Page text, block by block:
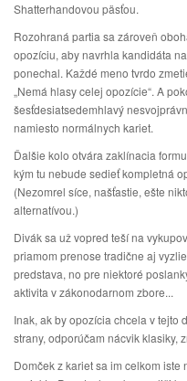
Shatterhandovou päsťou.
Rozohraná partia sa zároveň
opozíciu, aby navrhla kandidáta
ponechal. Každé meno tvrdo
„Nemá hlasy celej opozície“. A
šesťdesiatsedemhlavý
namiesto normálnych kariet.
Ďalšie kolo otvára zaklínacia
kým tu nebude sedieť kompletná
(Nezomrel síce, našťastie, ešte
alternatívou.)
Divák sa už vopred teší na
priamom prenose tradične aj
predstava, no pre niektoré
aktivita v zákonodarnom zbore...
Inak, ak by opozícia chcela v tejto
strany, odporúčam nácvik klasiky,
Domček z kariet sa im celkom